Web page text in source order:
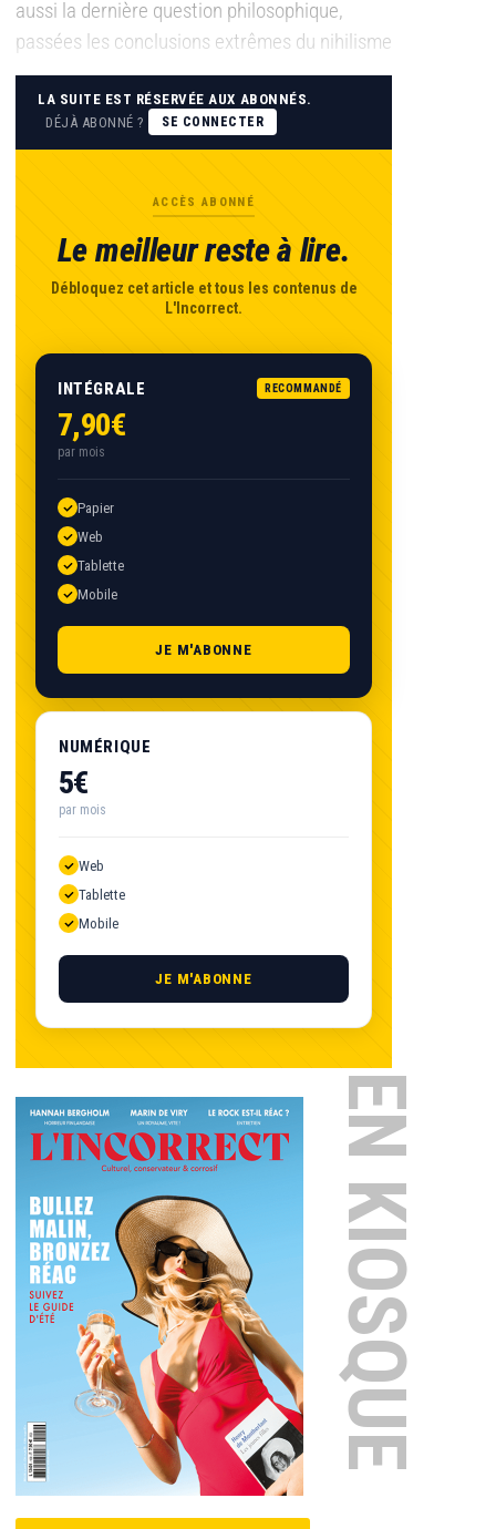
aussi la dernière question philosophique,
passées les conclusions extrêmes du nihilisme
LA SUITE EST RÉSERVÉE AUX ABONNÉS.
DÉJÀ ABONNÉ ?
SE CONNECTER
ACCÈS ABONNÉ
Le meilleur reste à lire.
Débloquez cet article et tous les contenus de
L'Incorrect.
INTÉGRALE RECOMMANDÉ
7,90€
par mois
Papier
Web
Tablette
Mobile
JE M'ABONNE
NUMÉRIQUE
5€
par mois
Web
Tablette
Mobile
JE M'ABONNE
EN KIOSQUE